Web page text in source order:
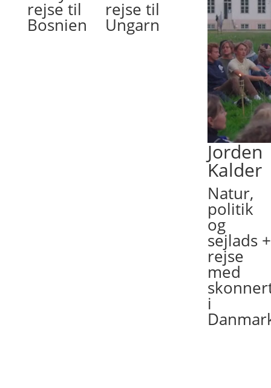
rejse til
Bosnien
rejse til
Ungarn
Jorden
Kalder
Natur,
politik
og
sejlads +
rejse
med
i